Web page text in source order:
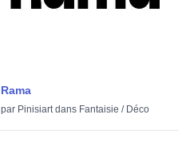
Rama
par Pinisiartdans Fantaisie / Déco